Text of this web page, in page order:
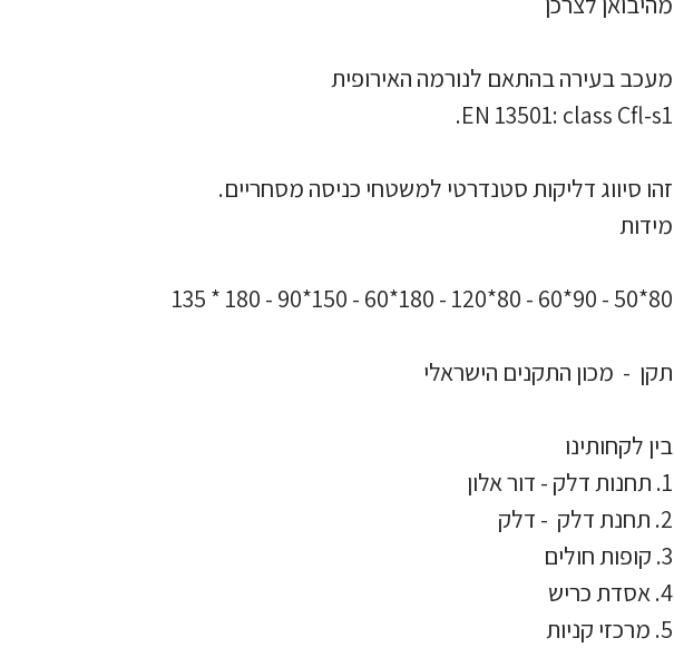
מעכב בעירה בהתאם לנורמה האירופית
EN 13501: class Cfl-s1.
זהו סיווג דליקות סטנדרטי למשטחי כניסה מסחריים.
מידות
80*50 - 90*60 - 80*120 - 180*60 - 150*90 - 180 * 135
תקן - מכון התקנים הישראלי
בין לקחותינו
1. תחנות דלק - דור אלון
2. תחנת דלק - דלק
3. קופות חולים
4. אסדת כריש
5. מרכזי קניות